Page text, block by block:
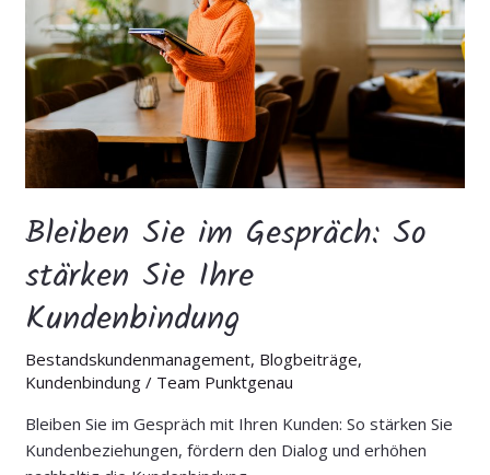
Bleiben Sie im Gespräch: So
stärken Sie Ihre
Kundenbindung
Bestandskundenmanagement, Blogbeiträge,
Kundenbindung / Team Punktgenau
Bleiben Sie im Gespräch mit Ihren Kunden: So stärken Sie
Kundenbeziehungen, fördern den Dialog und erhöhen
So
stärken
Sie
Ihre
Kundenbindung